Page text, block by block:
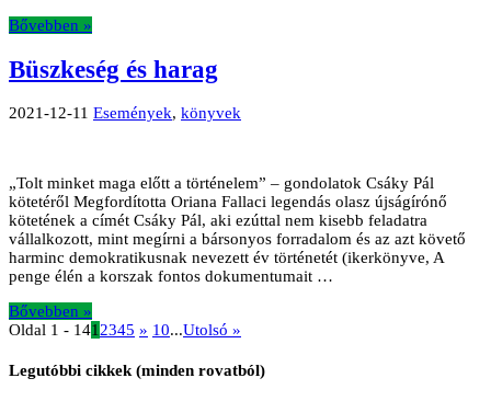
Bővebben »
Büszkeség és harag
2021-12-11 Események, könyvek
„Tolt minket maga előtt a történelem” – gondolatok Csáky Pál
kötetéről Megfordította Oriana Fallaci legendás olasz újságírónő
kötetének a címét Csáky Pál, aki ezúttal nem kisebb feladatra
vállalkozott, mint megírni a bársonyos forradalom és az azt követő
harminc demokratikusnak nevezett év történetét (ikerkönyve, A
penge élén a korszak fontos dokumentumait …
Bővebben »
Oldal 1 - 1412345 » 10...Utolsó »
Legutóbbi cikkek (minden rovatból)